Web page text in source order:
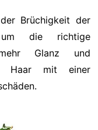
Brüchigkeit der
die richtige
mehr Glanz und
Haar mit einer